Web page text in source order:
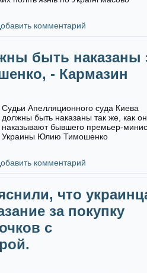
комментарий
быть наказаны
- Кармазин
Судьи Апелляционного суда Киева
должны быть наказаны так же, как
наказывают бывшего премьер-
Украины Юлию Тимошенко
комментарий
что
за покупку
с